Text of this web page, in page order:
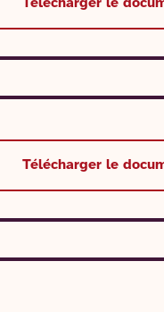
Télécharger le
Télécharger le